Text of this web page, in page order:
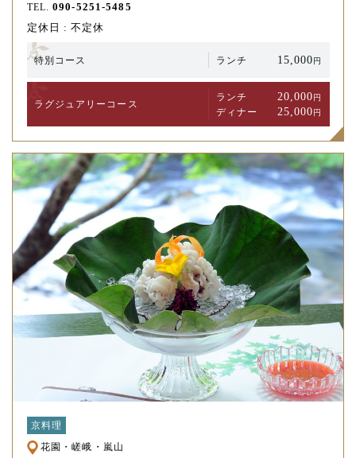
TEL.090-5251-5485
定休日 : 不定休
特別コース ランチ 15,000円
ラグジュアリー コース
ランチ 20,000円
ディナー 25,000円
京料理
花園・嵯峨・嵐山